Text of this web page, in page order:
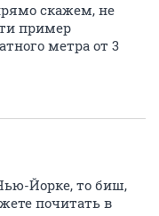
скажем, не
пример
метра от 3
Йорке, то биш,
почитать в